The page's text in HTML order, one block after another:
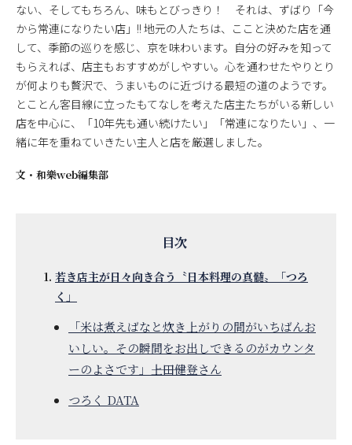
ない、そしてもちろん、味もとびっきり！ それは、ずばり「今
から常連になりたい店」!! 地元の人たちは、ここと決めた店を通
して、季節の巡りを感じ、京を味わいます。自分の好みを知って
もらえれば、店主もおすすめがしやすい。心を通わせたやりとり
が何よりも贅沢で、うまいものに近づける最短の道のようです。
とことん客目線に立ったもてなしを考えた店主たちがいる新しい
店を中心に、「10年先も通い続けたい」「常連になりたい」、一
緒に年を重ねていきたい主人と店を厳選しました。
文・ 和樂web編集部
若き店主が日々向き合う〝日本料理の真髄〟「つろ
く」
「米は煮えばなと炊き上がりの間がいちばんお
いしい。その瞬間をお出しできるのがカウンタ
ーのよさです」―――上田健登さん
つろく DATA